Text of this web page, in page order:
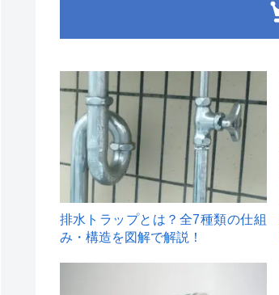
1
排水トラップとは？全7種類の仕組
み・構造を図解で解説！